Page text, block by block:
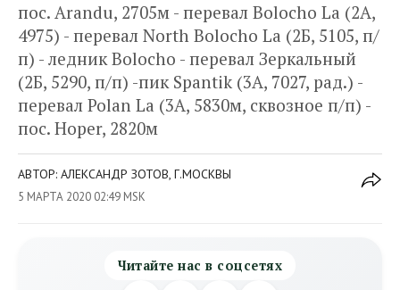
пос. Arandu, 2705м - перевал Bolocho La (2А,
4975) - перевал North Bolocho La (2Б, 5105, п/
п) - ледник Bolocho - перевал Зеркальный
(2Б, 5290, п/п) -пик Spantik (3А, 7027, рад.) -
перевал Polan La (3А, 5830м, сквозное п/п) -
пос. Hoper, 2820м
АВТОР: АЛЕКСАНДР ЗОТОВ, Г.МОСКВЫ
5 МАРТА 2020 02:49 MSK
Читайте нас в соцсетях